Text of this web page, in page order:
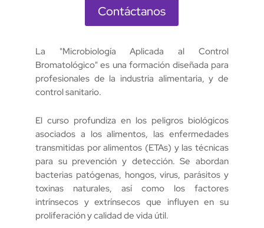
Contáctanos
La "Microbiología Aplicada al Control
Bromatológico" es una formación diseñada para
profesionales de la industria alimentaria, y de
control sanitario.
El curso profundiza en los peligros biológicos
asociados a los alimentos, las enfermedades
transmitidas por alimentos (ETAs) y las técnicas
para su prevención y detección. Se abordan
bacterias patógenas, hongos, virus, parásitos y
toxinas naturales, así como los factores
intrínsecos y extrínsecos que influyen en su
proliferación y calidad de vida útil.